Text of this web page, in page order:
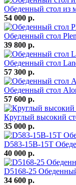
Обеденный стол из
54 000 р.
Обеденный стол
39 800 р.
Обеденный стол
57 300 р.
Обеденный стол
57 600 р.
Круглый высокий
35 000 р.
D583-15B-15T
40 000 р.
D5168-25
34 600 р.